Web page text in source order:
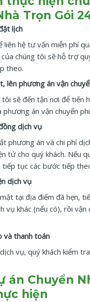
Trọn Gói
lịch
liên hệ tư vấn miễn phí
chúng tôi sẽ hỗ trợ
theo.
lên phương án vận
tôi sẽ đến tận nơi để tiến
phương án vận chuyển
dịch vụ
phương án và chi phí
tử cho quý khách. Nếu
tiếp tục các bước tiếp
dịch vụ
tại địa điểm đã hẹn,
vụ khác (nếu có), rồi vận
và thanh toán
vụ, quý khách kiểm
án Chuyển
hiện